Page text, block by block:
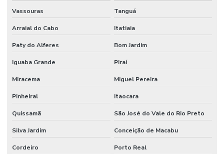
Vassouras Tanguá
Arraial do Cabo Itatiaia
Paty do Alferes Bom Jardim
Iguaba Grande Piraí
Miracema Miguel Pereira
Pinheiral Itaocara
Quissamã São José do Vale do Rio Preto
Silva Jardim Conceição de Macabu
Cordeiro Porto Real